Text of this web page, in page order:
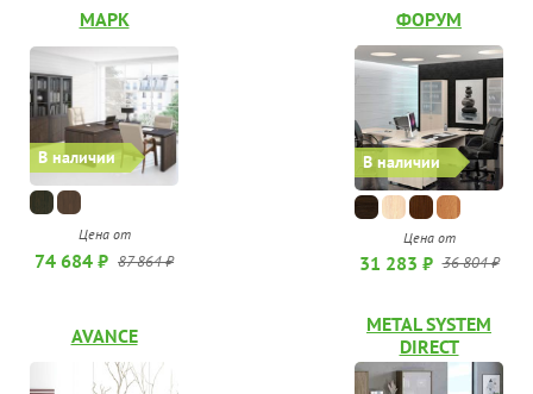
В наличии
МАРК
Цена от
74 684 ₽ 87 864 ₽
В наличии
ФОРУМ
Цена от
31 283 ₽ 36 804 ₽
AVANCE
METAL SYSTEM
DIRECT